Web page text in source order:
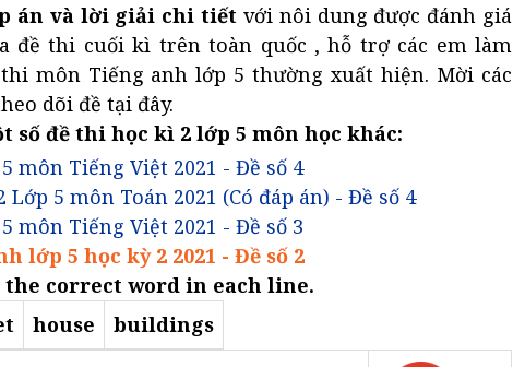
án và lời giải chi tiết với nôi dung được đánh giá
đề thi cuối kì trên toàn quốc , hỗ trợ các em làm
môn Tiếng anh lớp 5 thường xuất hiện. Mời các
dõi đề tại đây.
số đề thi học kì 2 lớp 5 môn học khác:
môn Tiếng Việt 2021 - Đề số 4
5 môn Toán 2021 (Có đáp án) - Đề số 4
môn Tiếng Việt 2021 - Đề số 3
lớp 5 học kỳ 2 2021 - Đề số 2
the correct word in each line.
house buildings